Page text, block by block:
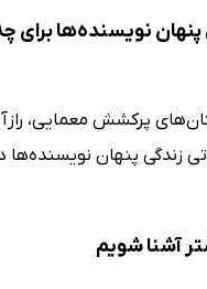
نویسنده‌ها برای
پرکشش معمایی،
زندگی پنهان نویسنده‌ها
آشنا شویم